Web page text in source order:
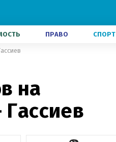
ПРАВО СПОРТ
на